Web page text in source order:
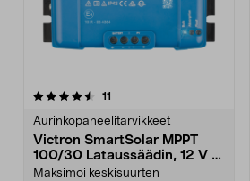
11
Aurinkopaneelitarvikkeet
Victron SmartSolar MPPT
100/30 Lataussäädin, 12 V /
24 V
Maksimoi keskisuurten
5.0viidestä